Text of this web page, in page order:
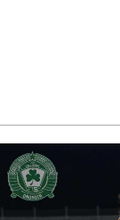
Primary
Navigation
Menu